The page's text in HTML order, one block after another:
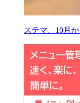
ステマ、10月